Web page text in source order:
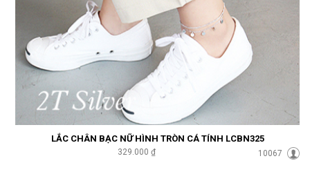
LẮC CHÂN BẠC NỮ HÌNH TRÒN CÁ TÍNH LCBN325
329.000 ₫ 10067